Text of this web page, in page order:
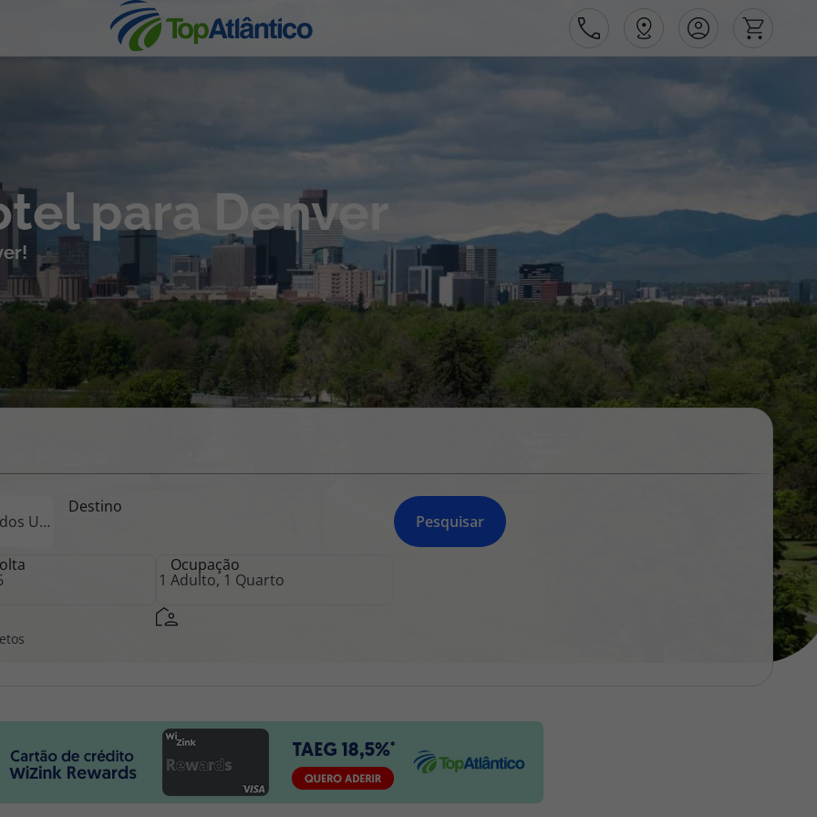
Área de Cliente
Agências
Contactos
Apoio ao cliente em Portugal
218 925 471
Apoio ao cliente no Estrangeiro
facilidade na marcação das suas viagens, tem ainda ao seu
dispor o nosso call center a funcionar todos os dias úteis das
10:00 às 20:00 e Sábado das 10:00 às 14:00.
para Denver
Destino
Ocupação
Pesquisar